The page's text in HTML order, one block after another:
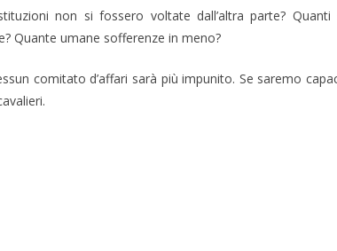
non si fos­sero voltate dall’altra parte? Quanti
Quante umane sofferenze in meno?
comitato d’affari sarà più impunito. Se saremo